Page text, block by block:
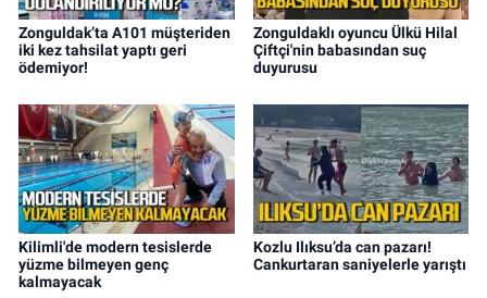
Zonguldak’ta A101 müşteriden
iki kez tahsilat yaptı geri
ödemiyor!
Zonguldaklı oyuncu Ülkü Hilal
Çiftçi'nin babasından suç
duyurusu
Kilimli'de modern tesislerde
yüzme bilmeyen genç
kalmayacak
Kozlu Ilıksu’da can pazarı!
Cankurtaran saniyelerle yarıştı